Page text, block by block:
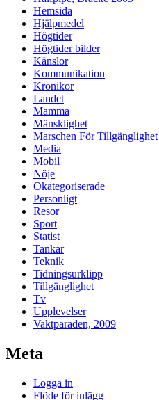
Hemsida
Hjälpmedel
Högtider
Högtider bilder
Känslor
Kommunikation
Krönikor
Landet
Mamma
Mänsklighet
Marschen För Tillgänglighet
Media
Mobil
Nöje
Okategoriserade
Personligt
Resor
Sport
Statist
Tankar
Teknik
Tidningsurklipp
Tillgänglighet
Tv
Upplevelser
Vaktparaden, 2009
Meta
Logga in
Flöde för inlägg